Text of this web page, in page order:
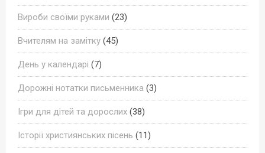
Вироби своїми руками (23)
Вчителям на замітку (45)
День у календарі (7)
Дорожні нотатки письменника (3)
Ігри для дітей та дорослих (38)
Історії християнських пісень (11)